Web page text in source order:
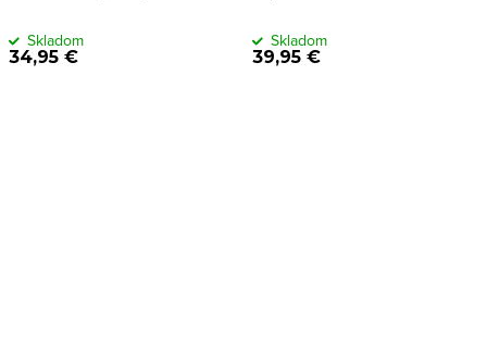
34,95 €
Skladom
39,95 €
Skladom